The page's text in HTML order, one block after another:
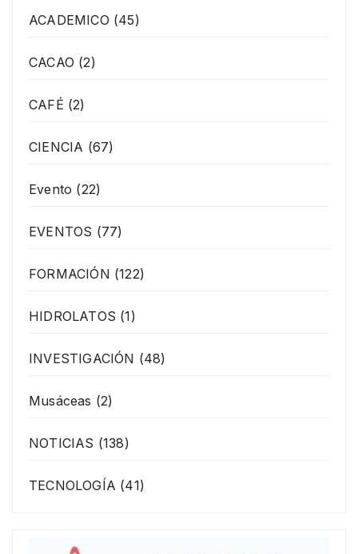
ACADEMICO (45)
CACAO (2)
CAFÉ (2)
CIENCIA (67)
Evento (22)
EVENTOS (77)
FORMACIÓN (122)
HIDROLATOS (1)
INVESTIGACIÓN (48)
Musáceas (2)
NOTICIAS (138)
TECNOLOGÍA (41)